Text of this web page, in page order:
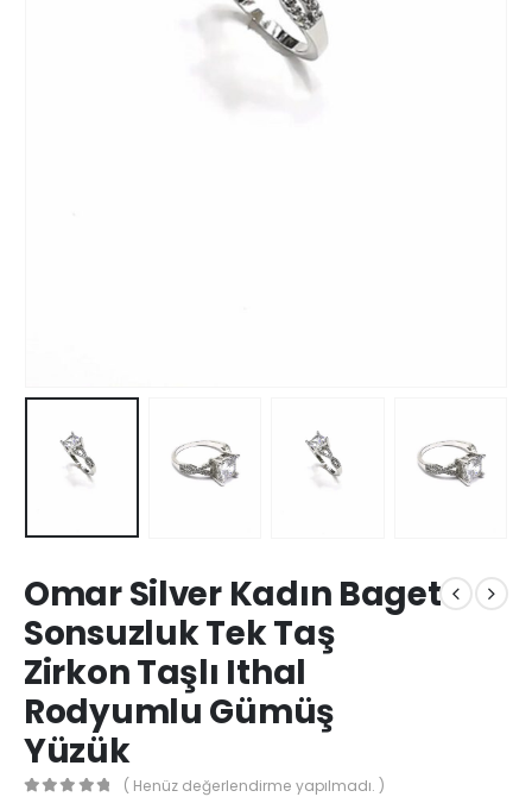
Omar Silver Kadın Baget
Sonsuzluk Tek Taş
Zirkon Taşlı Ithal
Rodyumlu Gümüş
Yüzük
( Henüz değerlendirme yapılmadı. )